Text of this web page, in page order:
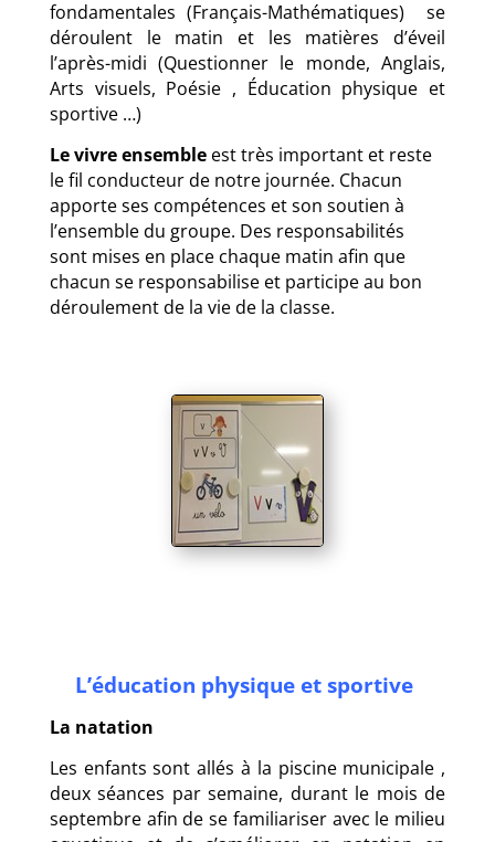
fondamentales (Français-Mathématiques) se
déroulent le matin et les matières d’éveil
l’après-midi (Questionner le monde, Anglais,
Arts visuels, Poésie , Éducation physique et
sportive …)
Le vivre ensembleest très important et reste
le fil conducteur de notre journée. Chacun
apporte ses compétences et son soutien à
l’ensemble du groupe. Des responsabilités
sont mises en place chaque matin afin que
chacun se responsabilise et participe au bon
déroulement de la vie de la classe.
L’éducation physique et sportive
La natation
Les enfants sont allés à la piscine municipale ,
deux séances par semaine, durant le mois de
septembre afin de se familiariser avec le milieu